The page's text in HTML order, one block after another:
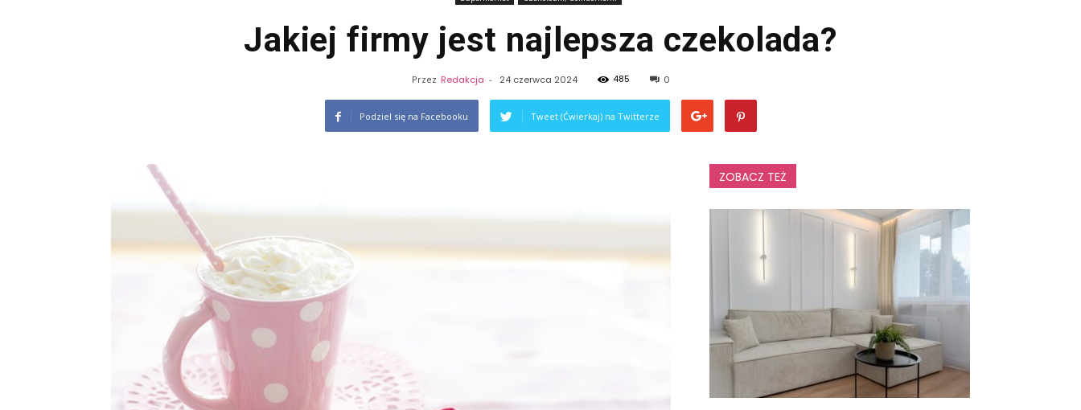
Jakiej firmy jest najlepsza czekolada?
Przez Redakcja - 24 czerwca 2024 485 0
Podziel się na Facebooku Tweet (Ćwierkaj) na Twitterze
ZOBACZ TEŻ